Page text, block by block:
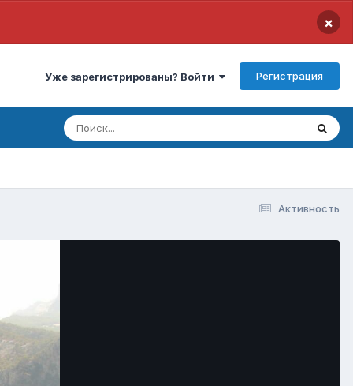
×
Уже зарегистрированы? Войти Регистрация
Активность